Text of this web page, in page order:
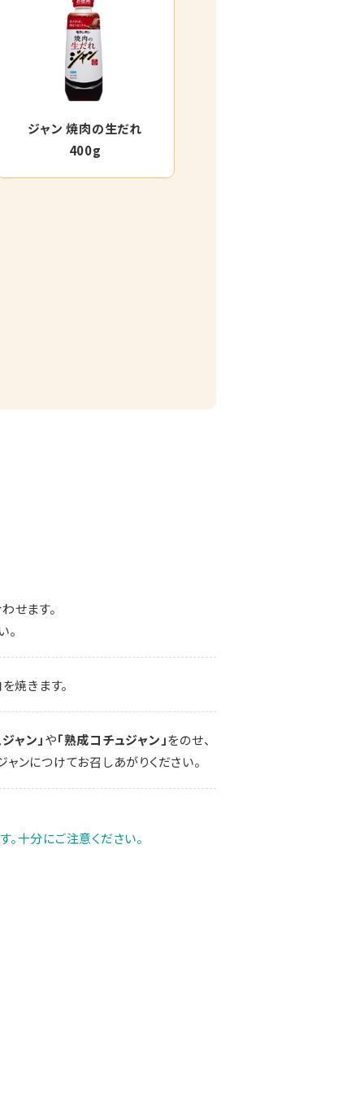
ジャン 焼肉の生だれ
400g
せます。
焼きます。
ャン」や「熟成コチュジャン」をのせ、
ンにつけてお召しあがりください。
十分にご注意ください。